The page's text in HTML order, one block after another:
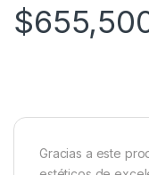
$
Gracias a este